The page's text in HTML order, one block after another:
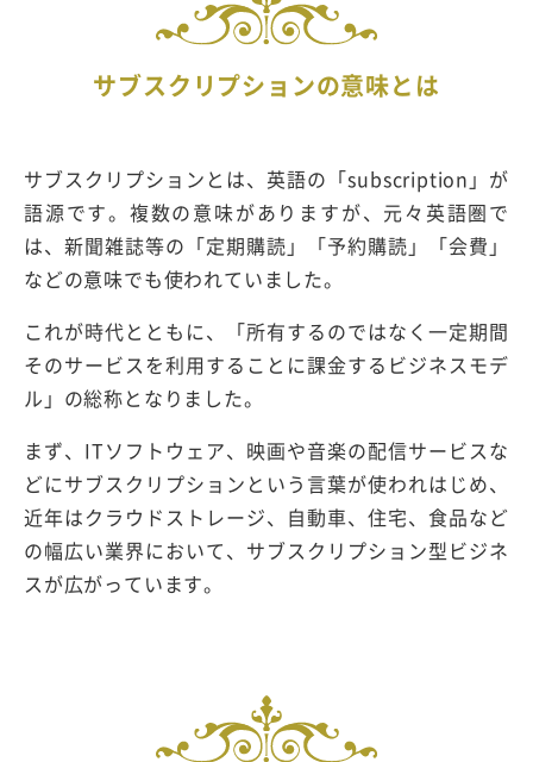
サブスクリプションの意味とは
サブスクリプションとは、英語の「subscription」が
語源です。複数の意味がありますが、元々英語圏で
は、新聞雑誌等の「定期購読」「予約購読」「会費」
などの意味でも使われていました。
これが時代とともに、「所有するのではなく一定期間
そのサービスを利用することに課金するビジネスモデ
ル」の総称となりました。
まず、ITソフトウェア、映画や音楽の配信サービスな
どにサブスクリプションという言葉が使われはじめ、
近年はクラウドストレージ、自動車、住宅、食品など
の幅広い業界において、サブスクリプション型ビジネ
スが広がっています。